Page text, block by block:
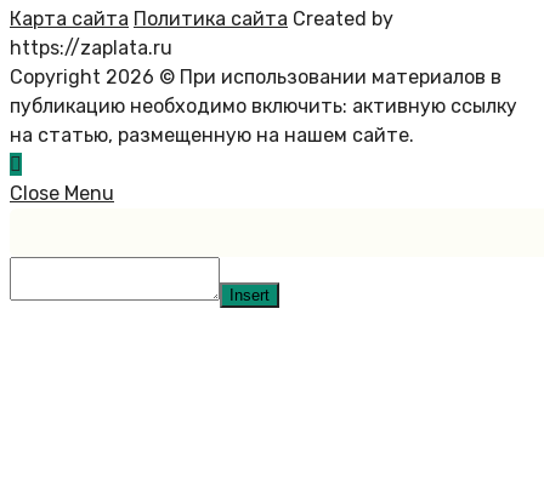
Карта сайта Политика сайта Created by
https://zaplata.ru
Copyright 2026 © При использовании материалов в
публикацию необходимо включить: активную ссылку
на статью, размещенную на нашем сайте.
Close Menu
Insert